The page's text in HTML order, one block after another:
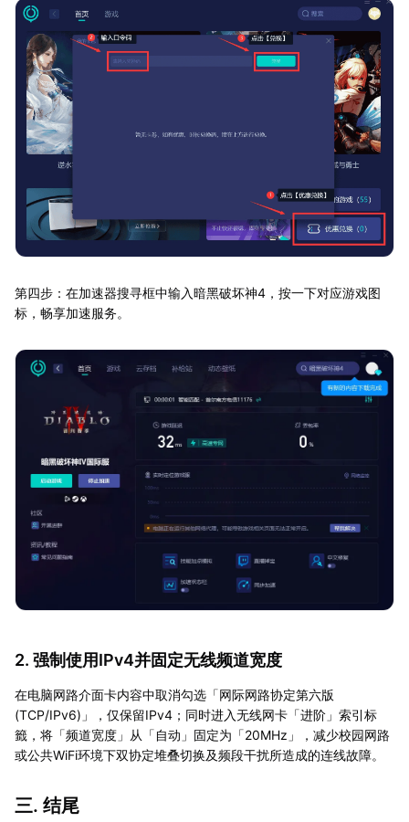
第四步：在加速器搜寻框中输入暗黑破坏神4，按一下对应游戏图
标，畅享加速服务。
2. 强制使用IPv4并固定无线频道宽度
在电脑网路介面卡内容中取消勾选「网际网路协定第六版
(TCP/IPv6)」，仅保留IPv4；同时进入无线网卡「进阶」索引标
籤，将「频道宽度」从「自动」固定为「20MHz」，减少校园网路
或公共WiFi环境下双协定堆叠切换及频段干扰所造成的连线故障。
三. 结尾